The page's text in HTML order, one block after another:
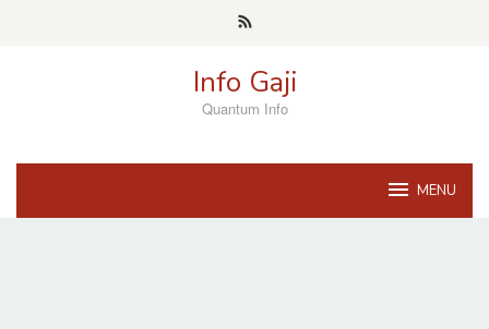
Info Gaji
Quantum Info
MENU